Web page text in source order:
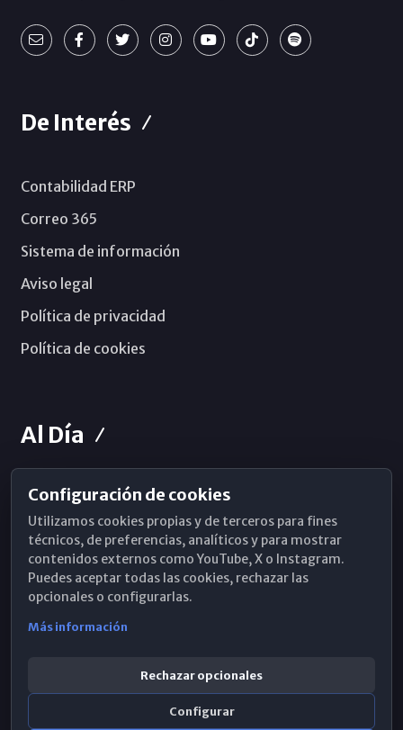
De Interés
Contabilidad ERP
Correo 365
Sistema de información
Aviso legal
Política de privacidad
Política de cookies
Al Día
Horarios de Misa
Hemeroteca
WhatsApp
Configuración de cookies
Utilizamos cookies propias y de terceros para fines
técnicos, de preferencias, analíticos y para mostrar
contenidos externos como YouTube, X o Instagram.
Puedes aceptar todas las cookies, rechazar las
opcionales o configurarlas.
Más información
Rechazar opcionales
Configurar